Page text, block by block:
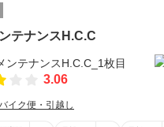
テナンスH.C.C
3.06
イク便・引越し